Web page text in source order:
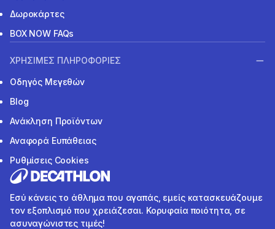
Δωροκάρτες
BOX NOW FAQs
ΧΡΗΣΙΜΕΣ ΠΛΗΡΟΦΟΡΙΕΣ
Οδηγός Μεγεθών
Blog
Ανάκληση Προϊόντων
Αναφορά Ευπάθειας
Ρυθμίσεις Cookies
Εσύ κάνεις το άθλημα που αγαπάς, εμείς κατασκευάζουμε
τον εξοπλισμό που χρειάζεσαι. Κορυφαία ποιότητα, σε
ασυναγώνιστες τιμές!